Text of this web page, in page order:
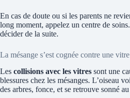
En cas de doute ou si les parents ne
long moment, appelez un centre de
décider de la suite.
La mésange s’est cognée contre une vitre
Les collisions avec les vitres sont une
blessures chez les mésanges. L’oiseau
des arbres, fonce, et se retrouve sonné